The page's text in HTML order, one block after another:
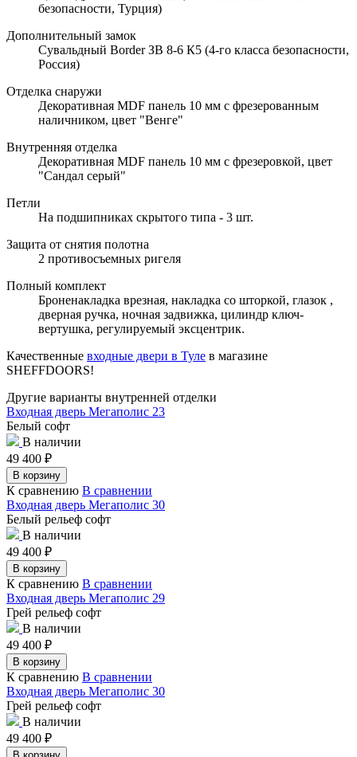
безопасности, Турция)
Дополнительный замок
Сувальдный Border ЗВ 8-6 К5 (4-го класса безопасности,
Россия)
Отделка снаружи
Декоративная MDF панель 10 мм с фрезерованным
наличником, цвет "Венге"
Внутренняя отделка
Декоративная MDF панель 10 мм с фрезеровкой, цвет
"Сандал серый"
Петли
На подшипниках скрытого типа - 3 шт.
Защита от снятия полотна
2 противосъемных ригеля
Полный комплект
Броненакладка врезная, накладка со шторкой, глазок ,
дверная ручка, ночная задвижка, цилиндр ключ-
вертушка, регулируемый эксцентрик.
Качественные входные двери в Туле в магазине
SHEFFDOORS!
Другие варианты внутренней отделки
Входная дверь Мегаполис 23
Белый софт
В наличии
49 400 ₽
В корзину
К сравнению В сравнении
Входная дверь Мегаполис 30
Белый рельеф софт
В наличии
49 400 ₽
В корзину
К сравнению В сравнении
Входная дверь Мегаполис 29
Грей рельеф софт
В наличии
49 400 ₽
В корзину
К сравнению В сравнении
Входная дверь Мегаполис 30
Грей рельеф софт
В наличии
49 400 ₽